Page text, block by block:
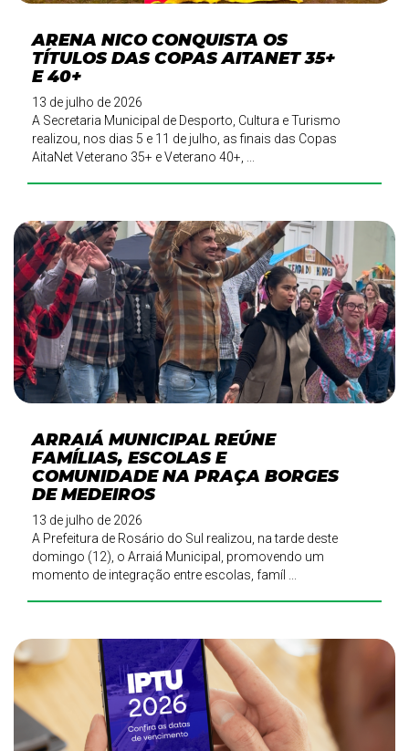
ARENA NICO CONQUISTA OS
TÍTULOS DAS COPAS AITANET 35+
E 40+
13 de julho de 2026
A Secretaria Municipal de Desporto, Cultura e Turismo
realizou, nos dias 5 e 11 de julho, as finais das Copas
AitaNet Veterano 35+ e Veterano 40+, ...
ARRAIÁ MUNICIPAL REÚNE
FAMÍLIAS, ESCOLAS E
COMUNIDADE NA PRAÇA BORGES
DE MEDEIROS
13 de julho de 2026
A Prefeitura de Rosário do Sul realizou, na tarde deste
domingo (12), o Arraiá Municipal, promovendo um
momento de integração entre escolas, famíl ...